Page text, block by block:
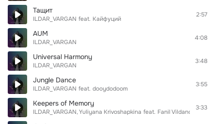
Тащит
ILDAR_VARGAN feat. Кайфуций
2:57
AUM
ILDAR_VARGAN
4:08
Universal Harmony
ILDAR_VARGAN
3:48
Jungle Dance
ILDAR_VARGAN feat. dooydodoom
3:55
Keepers of Memory
ILDAR_VARGAN Yuliyana Krivoshapkina feat. Fanil Vildanov
3:33